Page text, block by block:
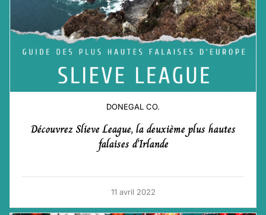
DONEGAL CO.
Découvrez Slieve League, la deuxième plus hautes
falaises d’Irlande
11 avril 2022